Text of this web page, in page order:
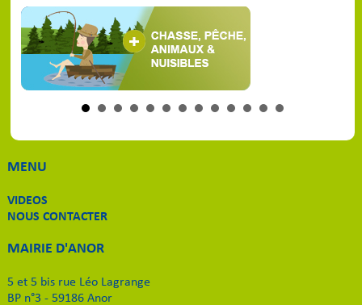
MENU
VIDEOS
NOUS CONTACTER
MAIRIE D'ANOR
5 et 5 bis rue Léo Lagrange
BP n°3 - 59186 Anor